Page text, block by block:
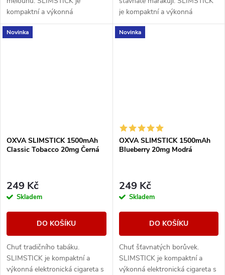
kompaktní a výkonná
elektronická cigareta s
předplněnou cartridgí o objemu
je kompaktní a výkonná
elektronická cigareta s
předplněnou cartridgí o objemu
Novinka
OXVA SLIMSTICK 1500mAh
Classic Tobacco 20mg Černá
249 Kč
Skladem
DO KOŠÍKU
Chuť tradičního tabáku.
SLIMSTICK je kompaktní a
výkonná elektronická cigareta s
Novinka
OXVA SLIMSTICK 1500mAh
Blueberry 20mg Modrá
249 Kč
Skladem
DO KOŠÍKU
Chuť šťavnatých borůvek.
SLIMSTICK je kompaktní a
výkonná elektronická cigareta s